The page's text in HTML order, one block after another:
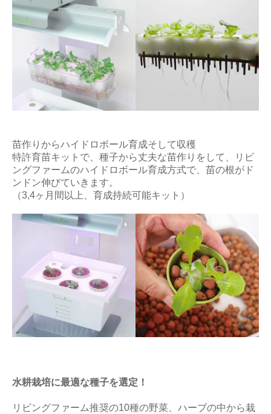
苗作りからハイドロボール育成そして収穫
特許育苗キットで、種子から丈夫な苗作りをして、リビ
ングファームのハイドロボール育成方式で、苗の根がド
ンドン伸びていきます。
（3,4ヶ月間以上、育成持続可能キット）
水耕栽培に最適な種子を選定！
リビングファーム推奨の10種の野菜、ハーブの中から栽